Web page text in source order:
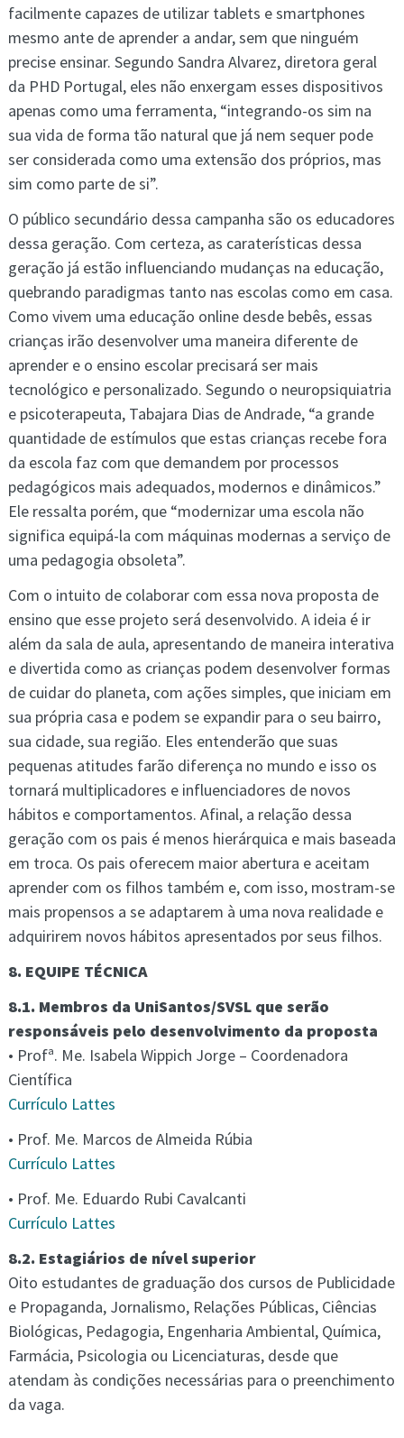
facilmente capazes de utilizar tablets e smartphones
mesmo ante de aprender a andar, sem que ninguém
precise ensinar. Segundo Sandra Alvarez, diretora geral
da PHD Portugal, eles não enxergam esses dispositivos
apenas como uma ferramenta, “integrando-os sim na
sua vida de forma tão natural que já nem sequer pode
ser considerada como uma extensão dos próprios, mas
sim como parte de si”.
O público secundário dessa campanha são os educadores
dessa geração. Com certeza, as caraterísticas dessa
geração já estão influenciando mudanças na educação,
quebrando paradigmas tanto nas escolas como em casa.
Como vivem uma educação online desde bebês, essas
crianças irão desenvolver uma maneira diferente de
aprender e o ensino escolar precisará ser mais
tecnológico e personalizado. Segundo o neuropsiquiatria
e psicoterapeuta, Tabajara Dias de Andrade, “a grande
quantidade de estímulos que estas crianças recebe fora
da escola faz com que demandem por processos
pedagógicos mais adequados, modernos e dinâmicos.”
Ele ressalta porém, que “modernizar uma escola não
significa equipá-la com máquinas modernas a serviço de
uma pedagogia obsoleta”.
Com o intuito de colaborar com essa nova proposta de
ensino que esse projeto será desenvolvido. A ideia é ir
além da sala de aula, apresentando de maneira interativa
e divertida como as crianças podem desenvolver formas
de cuidar do planeta, com ações simples, que iniciam em
sua própria casa e podem se expandir para o seu bairro,
sua cidade, sua região. Eles entenderão que suas
pequenas atitudes farão diferença no mundo e isso os
tornará multiplicadores e influenciadores de novos
hábitos e comportamentos. Afinal, a relação dessa
geração com os pais é menos hierárquica e mais baseada
em troca. Os pais oferecem maior abertura e aceitam
aprender com os filhos também e, com isso, mostram-se
mais propensos a se adaptarem à uma nova realidade e
adquirirem novos hábitos apresentados por seus filhos.
8. EQUIPE TÉCNICA
8.1. Membros da UniSantos/SVSL que serão
responsáveis pelo desenvolvimento da proposta
• Profª. Me. Isabela Wippich Jorge – Coordenadora
Científica
Currículo Lattes
• Prof. Me. Marcos de Almeida Rúbia
Currículo Lattes
• Prof. Me. Eduardo Rubi Cavalcanti
Currículo Lattes
8.2. Estagiários de nível superior
Oito estudantes de graduação dos cursos de Publicidade
e Propaganda, Jornalismo, Relações Públicas, Ciências
Biológicas, Pedagogia, Engenharia Ambiental, Química,
Farmácia, Psicologia ou Licenciaturas, desde que
atendam às condições necessárias para o preenchimento
da vaga.